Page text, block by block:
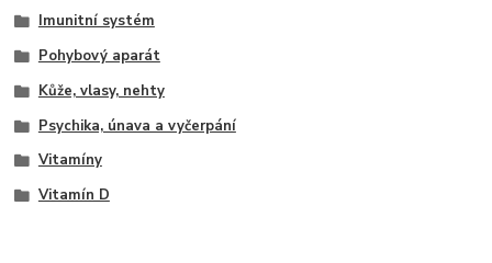
Imunitní systém
Pohybový aparát
Kůže, vlasy, nehty
Psychika, únava a vyčerpání
Vitamíny
Vitamín D